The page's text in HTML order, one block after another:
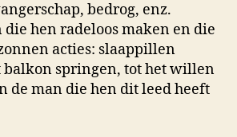
bedrog, enz.
die hen radeloos maken en die
acties: slaappillen
balkon springen, tot het willen
de man die hen dit leed heeft